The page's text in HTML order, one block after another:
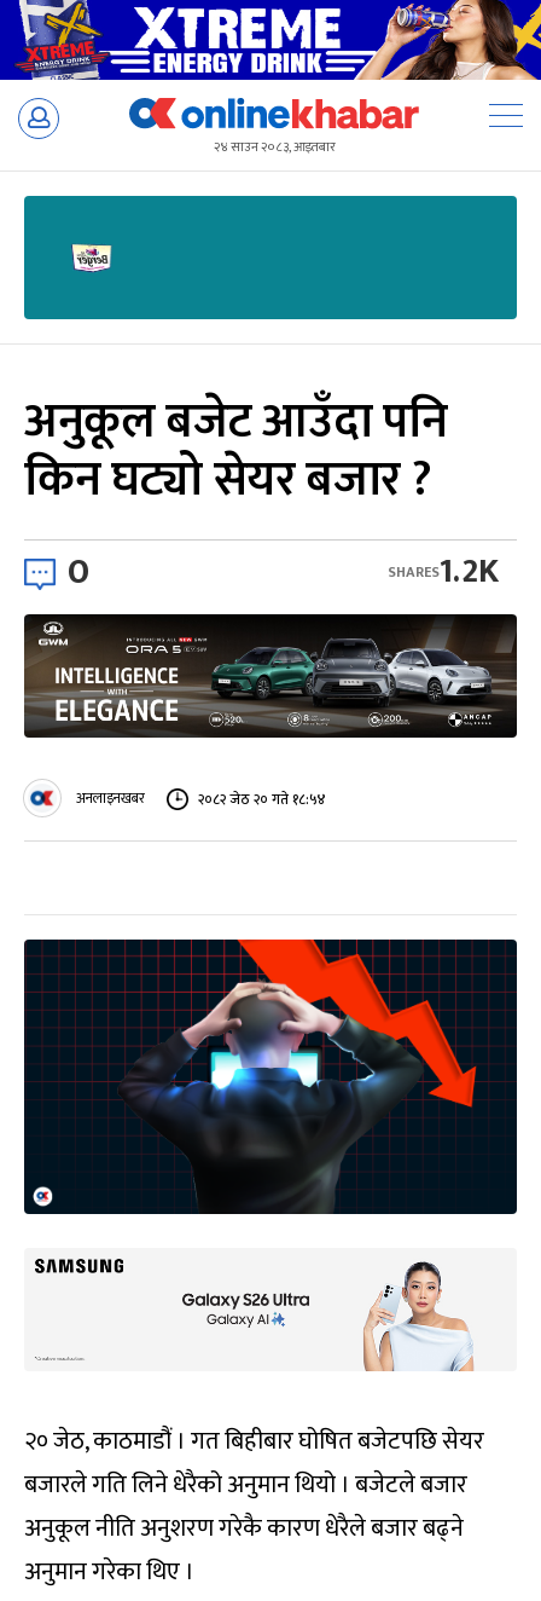
Skip
२४ साउन २०८३, आइतबार
अनुकूल बजेट आउँदा पनि
किन घट्यो सेयर बजार ?
0 1.2K
SHARES
अनलाइनखबर २०८२ जेठ २० गते १८:५४
२० जेठ, काठमाडौं । गत बिहीबार घोषित बजेटपछि सेयर
बजारले गति लिने धेरैको अनुमान थियो । बजेटले बजार
अनुकूल नीति अनुशरण गरेकै कारण धेरैले बजार बढ्ने
अनुमान गरेका थिए ।